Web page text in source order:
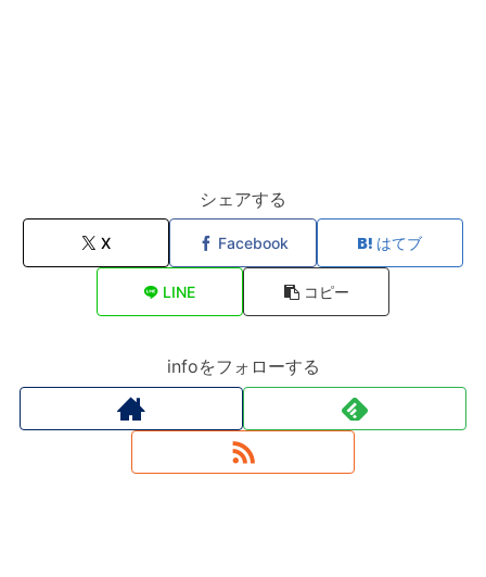
シェアする
X Facebook はてブ
LINE コピー
infoをフォローする